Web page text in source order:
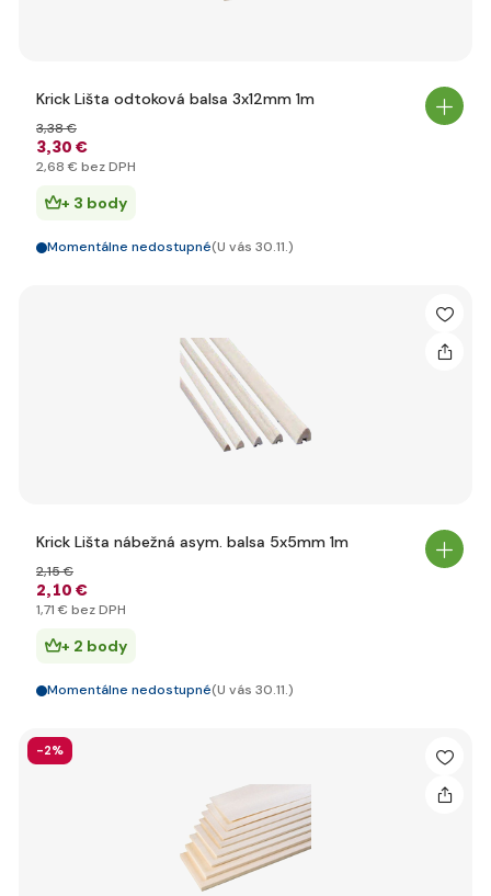
Krick Lišta odtoková balsa 3x12mm 1m
3,30 €
3,38 €
2,68 € bez DPH
+ 3 body
Momentálne nedostupné(U vás 30.11.)
Krick Lišta nábežná asym. balsa 5x5mm 1m
2,10 €
2,15 €
1,71 € bez DPH
+ 2 body
Momentálne nedostupné(U vás 30.11.)
-2%